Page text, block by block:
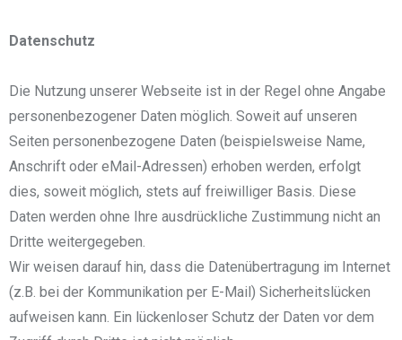
Datenschutz
Die Nutzung unserer Webseite ist in der Regel ohne Angabe
personenbezogener Daten möglich. Soweit auf unseren
Seiten personenbezogene Daten (beispielsweise Name,
Anschrift oder eMail-Adressen) erhoben werden, erfolgt
dies, soweit möglich, stets auf freiwilliger Basis. Diese
Daten werden ohne Ihre ausdrückliche Zustimmung nicht an
Dritte weitergegeben.
Wir weisen darauf hin, dass die Datenübertragung im Internet
(z.B. bei der Kommunikation per E-Mail) Sicherheitslücken
aufweisen kann. Ein lückenloser Schutz der Daten vor dem